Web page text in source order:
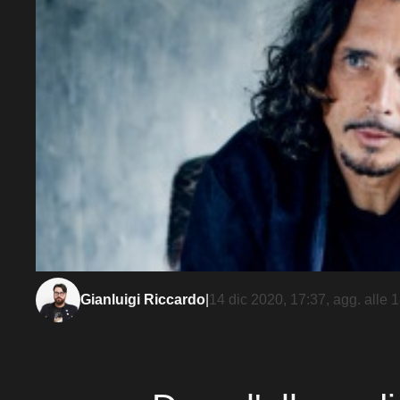
Gianluigi Riccardo 14 dic 2020, 17:37, agg. alle